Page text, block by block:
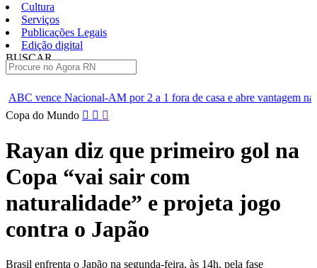
Cultura
Serviços
Publicações Legais
Edição digital
BUSCAR
por 2 a 1 fora de casa e abre vantagem nas quartas
Cine
Pular
para
conteúdo
Copa do Mundo
Rayan diz que primeiro gol na
Copa “vai sair com
naturalidade” e projeta jogo
contra o Japão
Brasil enfrenta o Japão na segunda-feira, às 14h, pela fase